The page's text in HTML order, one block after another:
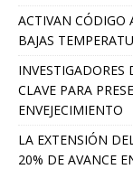
ACTIVAN CÓDIGO
BAJAS
INVESTIGADORES
CLAVE PARA
ENVEJECIMIENTO
LA EXTENSIÓN
20% DE AVANCE